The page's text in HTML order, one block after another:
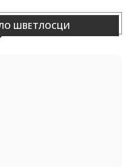
ШВЕТЛОСЦИ